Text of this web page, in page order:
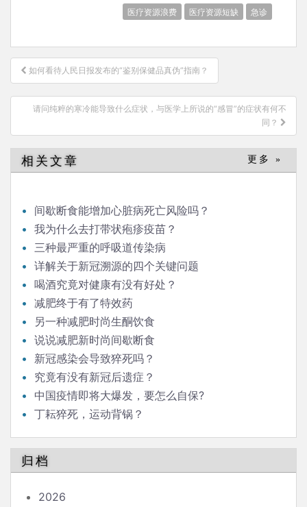
医疗资源浪费 医疗资源短缺 急诊
文
章
导
如何看待人民日报发布的“鉴别保健品真伪”指南？
请问纯粹的寒冷能导致什么症状，与医学上所说的“感冒”的症状有何不
同？
相关文章 更多 »
间歇断食能增加心脏病死亡风险吗？
我为什么去打带状疱疹疫苗？
三种最严重的呼吸道传染病
详解关于新冠溯源的四个关键问题
喝酒究竟对健康有没有好处？
减肥终于有了特效药
另一种减肥时尚生酮饮食
说说减肥新时尚间歇断食
新冠感染会导致猝死吗？
究竟有没有新冠后遗症？
中国疫情即将大爆发，要怎么自保?
丁耘猝死，运动背锅？
归档
2026